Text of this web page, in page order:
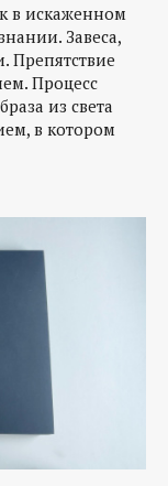
в искаженном
Завеса,
Препятствие
Процесс
из света
в котором